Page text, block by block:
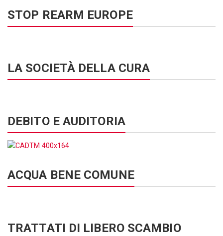
STOP REARM EUROPE
LA SOCIETÀ DELLA CURA
DEBITO E AUDITORIA
ACQUA BENE COMUNE
TRATTATI DI LIBERO SCAMBIO